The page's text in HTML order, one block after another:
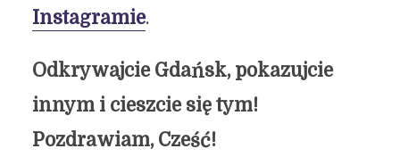
Instagramie.
Odkrywajcie Gdańsk, pokazujcie
innym i cieszcie się tym!
Pozdrawiam, Cześć!